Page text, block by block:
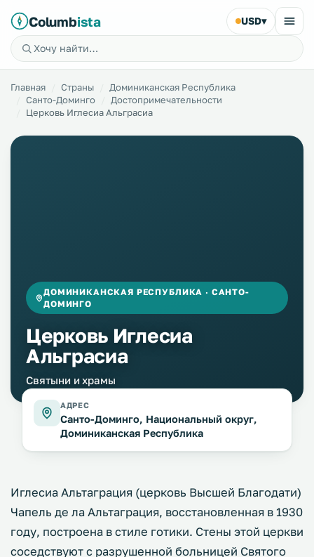
Columbista USD▾
Главная Страны
Доминиканская Республика
Санто-Доминго
Достопримечательности
Церковь Иглесиа Альграсиа
ДОМИНИКАНСКАЯ РЕСПУБЛИКА · САНТО-
ДОМИНГО
Церковь Иглесиа
Альграсиа
Святыни и храмы
АДРЕС
Санто-Доминго, Национальный округ,
Доминиканская Республика
Иглесиа Альтаграция (церковь Высшей Благодати)
Чапель де ла Альтаграция, восстановленная в 1930
году, построена в стиле готики. Стены этой церкви
соседствуют с разрушенной больницей Святого